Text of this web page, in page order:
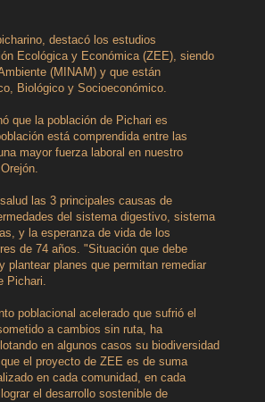
destacó los estudios
Ecológica y Económica (ZEE), siendo
(MINAM) y que están
Biológico y Socioeconómico.
que la población de Pichari es
está comprendida entre las
mayor fuerza laboral en nuestro
las 3 principales causas de
del sistema digestivo, sistema
y la esperanza de vida de los
de 74 años. "Situación que debe
planes que permitan remediar
Pichari.
poblacional acelerado que sufrió el
a cambios sin ruta, ha
en algunos casos su biodiversidad
el proyecto de ZEE es de suma
en cada comunidad, en cada
el desarrollo sostenible de